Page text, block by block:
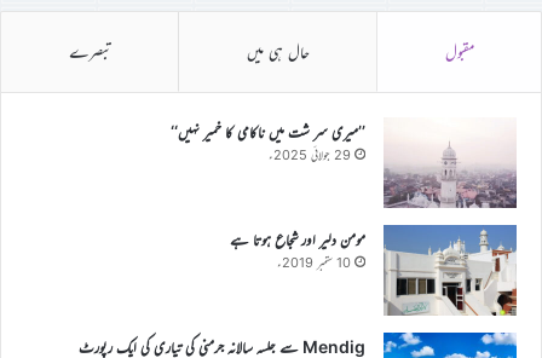
مقبول حال ہی میں تبصرے
’’میری سر شت میں ناکامی کا خمیر نہیں‘‘
29 جولائی 2025ء
مومن دلیر اور شجاع ہوتا ہے
10 ستمبر 2019ء
Mendig سے جلسہ سالانہ جرمنی کی تیاری کی ایک رپورٹ